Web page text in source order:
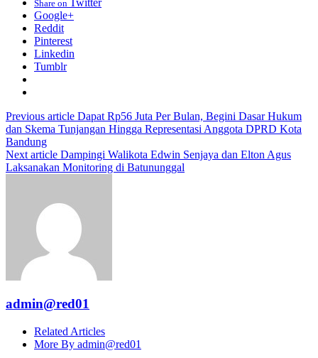
Share on
Google+
Reddit
Pinterest
Linkedin
Tumblr
Previous article Dapat Rp56 Juta Per Bulan, Begini Dasar Hukum
dan Skema Tunjangan Hingga Representasi Anggota DPRD Kota
Bandung
Next article Dampingi Walikota Edwin Senjaya dan Elton Agus
Laksanakan Monitoring di Batununggal
admin@red01
Related Articles
More By admin@red01